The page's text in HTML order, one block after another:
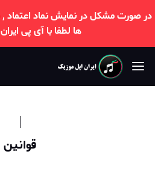
در صورت مشکل در نمایش نماد
ها لطفا با آی پی
قوانین